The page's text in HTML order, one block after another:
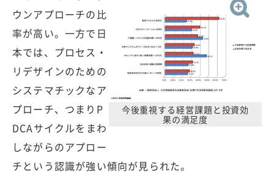
今後重視する経営課題と投資効
果の満足度
ウンアプローチの比
率が高い。一方で日
本では、プロセス・
リデザインのための
システマチックなア
プローチ、つまりP
DCAサイクルをまわ
しながらのアプロー
チという認識が強い傾向が見られた。